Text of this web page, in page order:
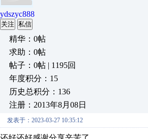
ydszyc888
关注 私信
精华：0帖
求助：0帖
帖子：0帖 | 1195回
年度积分：15
历史总积分：136
注册：2013年8月08日
发表于：2023-03-27 10:35:12